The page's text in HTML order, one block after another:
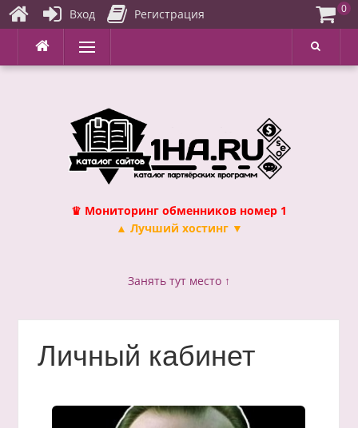
Перейти
содержимому
Меню
♛ Мониторинг обменников номер 1
▲ Лучший хостинг ▼
Занять тут место ↑
Личный кабинет
Вход Регистрация 0